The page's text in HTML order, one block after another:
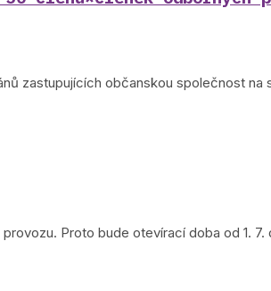
zastupujících občanskou společnost na
Proto bude otevírací doba od 1. 7.